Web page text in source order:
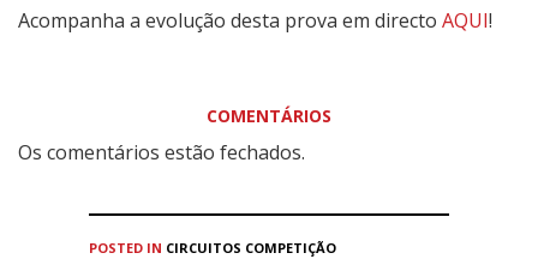
Acompanha a evolução desta prova em directo AQUI!
COMENTÁRIOS
Os comentários estão fechados.
POSTED IN CIRCUITOS COMPETIÇÃO